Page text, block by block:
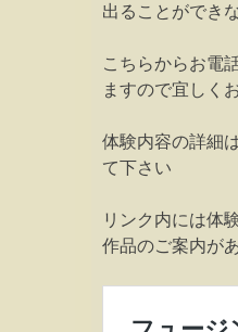
出ることができ
こちらからお電
ますので宜しく
体験内容の詳細
て下さい
リンク内には体
作品のご案内が